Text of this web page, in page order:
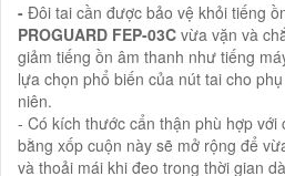
- Đôi tai cần được bảo vệ khỏi tiếng
PROGUARD FEP-03C vừa vặn và
giảm tiếng ồn âm thanh như tiếng
lựa chọn phổ biến của nút tai cho
niên.
- Có kích thước cẩn thận phù hợp với
bằng xốp cuộn này sẽ mở rộng để
và thoải mái khi đeo trong thời gian